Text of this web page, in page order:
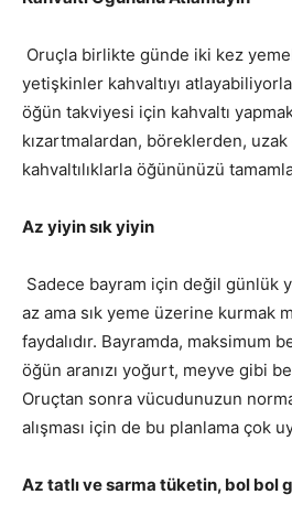
Oruçla birlikte günde iki kez
yetişkinler kahvaltıyı
öğün takviyesi için kahvaltı
kızartmalardan, böreklerden, uzak
kahvaltılıklarla öğününüzü
Az yiyin sık yiyin
Sadece bayram için değil günlük
az ama sık yeme üzerine kurmak
faydalıdır. Bayramda, maksimum
öğün aranızı yoğurt, meyve gibi
Oruçtan sonra vücudunuzun
alışması için de bu planlama çok
Az tatlı ve sarma tüketin, bol bol